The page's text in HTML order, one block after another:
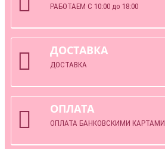
РАБОТАЕМ С 10:00 до 18:00
ДОСТАВКА
ДОСТАВКА
ОПЛАТА
ОПЛАТА БАНКОВСКИМИ КАРТАМИ